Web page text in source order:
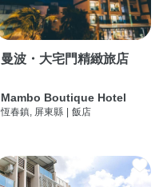
曼波・大宅門精緻旅店
Mambo Boutique Hotel
恆春鎮, 屏東縣 飯店